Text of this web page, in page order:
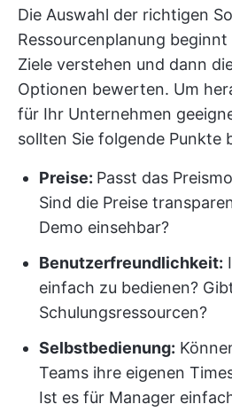
Die Auswahl der richtigen
Ressourcenplanung
Ziele verstehen und dann
Optionen bewerten. Um
für Ihr Unternehmen
sollten Sie folgende Punkte
Preise: Passt das
Sind die Preise
Demo einsehbar?
Benutzerfreundlichkeit:
einfach zu bedienen?
Schulungsressourcen?
Selbstbedienung:
Teams ihre eigenen
Ist es für Manager